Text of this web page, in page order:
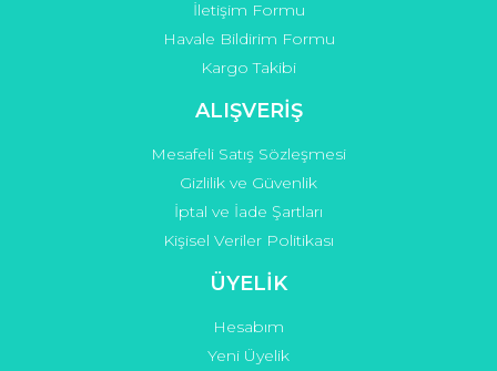
Gönder
İletişim Formu
Havale Bildirim Formu
Kargo Takibi
ALIŞVERİŞ
Mesafeli Satış Sözleşmesi
Gizlilik ve Güvenlik
İptal ve İade Şartları
Kişisel Veriler Politikası
ÜYELİK
Hesabım
Yeni Üyelik